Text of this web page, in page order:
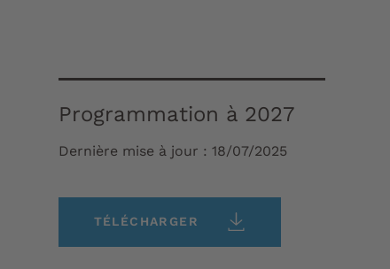
Programmation à 2027
Dernière mise à jour : 18/07/2025
TÉLÉCHARGER